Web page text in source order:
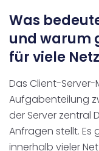
Was
und warum
für viele
Das Client-
Aufgabenteilung
der Server zentral
Anfragen stellt. Es
innerhalb vieler